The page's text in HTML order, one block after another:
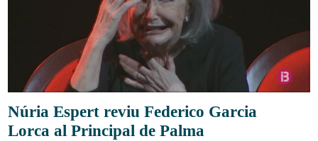
Núria Espert reviu Federico Garcia
Lorca al Principal de Palma